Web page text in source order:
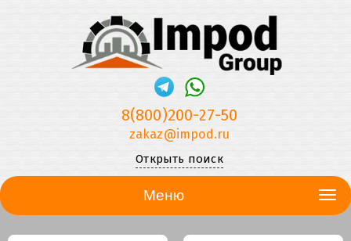
8(800)200-27-50
zakaz@impod.ru
Открыть поиск
Меню